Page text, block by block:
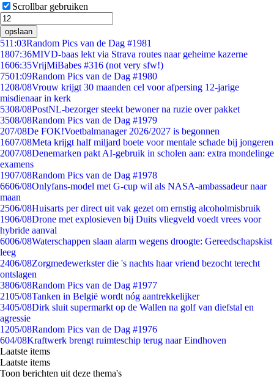
Scrollbar gebruiken
opslaan
511:03Random Pics van de Dag #1981
1807:36MIVD-baas lekt via Strava routes naar geheime kazerne
1606:35VrijMiBabes #316 (not very sfw!)
7501:09Random Pics van de Dag #1980
1208/08Vrouw krijgt 30 maanden cel voor afpersing 12-jarige
misdienaar in kerk
5308/08PostNL-bezorger steekt bewoner na ruzie over pakket
3508/08Random Pics van de Dag #1979
207/08De FOK!Voetbalmanager 2026/2027 is begonnen
1607/08Meta krijgt half miljard boete voor mentale schade bij jongeren
2007/08Denemarken pakt AI-gebruik in scholen aan: extra mondelinge
examens
1907/08Random Pics van de Dag #1978
6606/08Onlyfans-model met G-cup wil als NASA-ambassadeur naar
maan
2506/08Huisarts per direct uit vak gezet om ernstig alcoholmisbruik
1906/08Drone met explosieven bij Duits vliegveld voedt vrees voor
hybride aanval
6006/08Waterschappen slaan alarm wegens droogte: Gereedschapskist
leeg
2406/08Zorgmedewerkster die 's nachts haar vriend bezocht terecht
ontslagen
3806/08Random Pics van de Dag #1977
2105/08Tanken in België wordt nóg aantrekkelijker
3405/08Dirk sluit supermarkt op de Wallen na golf van diefstal en
agressie
1205/08Random Pics van de Dag #1976
604/08Kraftwerk brengt ruimteschip terug naar Eindhoven
Laatste items
Laatste items
Toon berichten uit deze thema's